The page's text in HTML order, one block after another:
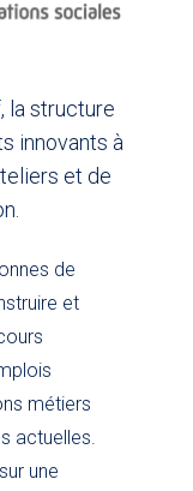
la structure
innovants à
et de
de
et
métiers
actuelles.
une